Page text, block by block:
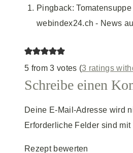
Pingback:
webindex24.ch - News
5 from 3 votes (3 ratings
Schreibe einen
Deine E-Mail-Adresse wird
Erforderliche Felder sind mit
Rezept bewerten